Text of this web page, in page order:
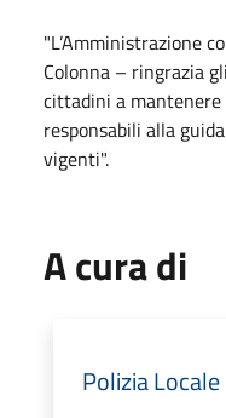
"L’Amministrazione
Colonna – ringrazia
cittadini a
responsabili alla
vigenti".
A cura di
Polizia Locale